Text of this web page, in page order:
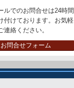
ルでのお問合せは24時間
付けております。お気軽
連絡ください。
お問合せフォーム